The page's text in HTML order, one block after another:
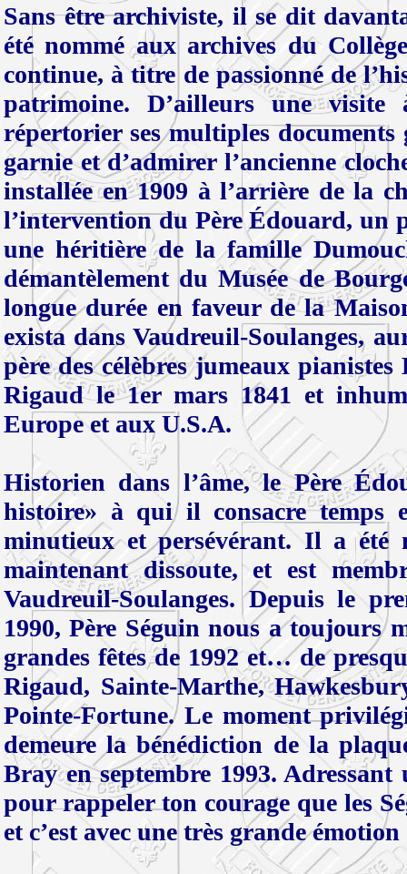
Sans être archiviste, il se dit
été nommé aux archives du
continue, à titre de passionné de
patrimoine. D’ailleurs une
répertorier ses multiples
garnie et d’admirer l’ancienne
installée en 1909 à l’arrière de la
l’intervention du Père Édouard, un
une héritière de la famille
démantèlement du Musée de
longue durée en faveur de la
exista dans Vaudreuil-Soulanges,
père des célèbres jumeaux
Rigaud le 1er mars 1841 et
Europe et aux U.S.A.
Historien dans l’âme, le Père
histoire» à qui il consacre temps
minutieux et persévérant. Il a été
maintenant dissoute, et est
Vaudreuil-Soulanges. Depuis le
1990, Père Séguin nous a toujours
grandes fêtes de 1992 et… de
Rigaud, Sainte-Marthe,
Pointe-Fortune. Le moment
demeure la bénédiction de la
Bray en septembre 1993.
pour rappeler ton courage que les
et c’est avec une très grande